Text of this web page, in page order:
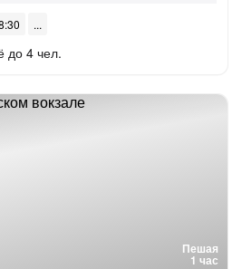
до 4 чел.
Пешая
1 час